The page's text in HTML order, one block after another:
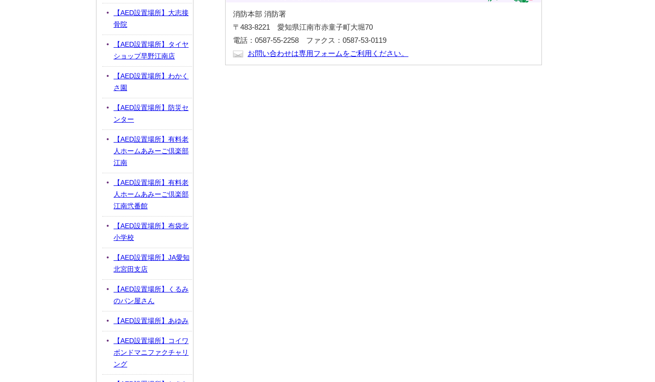
消防本部 消防署
〒483-8221 愛知県江南市赤童子町大堀70
電話：0587-55-2258 ファクス：0587-53-0119
お問い合わせは専用フォームをご利用ください。
【AED設置場所】大志接
骨院
【AED設置場所】タイヤ
ショップ早野江南店
【AED設置場所】わかく
さ園
【AED設置場所】防災セ
ンター
【AED設置場所】有料老
人ホームあみーご倶楽部
江南
【AED設置場所】有料老
人ホームあみーご倶楽部
江南弐番館
【AED設置場所】布袋北
小学校
【AED設置場所】JA愛知
北宮田支店
【AED設置場所】くるみ
のパン屋さん
【AED設置場所】あゆみ
【AED設置場所】コイワ
ボンドマニファクチャリ
ング